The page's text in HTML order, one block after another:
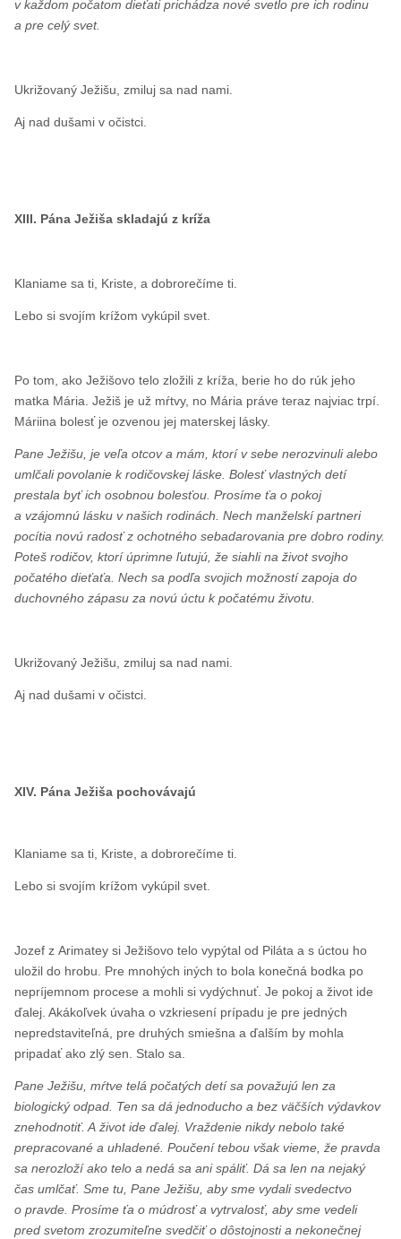
v každom počatom dieťati prichádza nové svetlo pre ich rodinu
a pre celý svet.
Ukrižovaný Ježišu, zmiluj sa nad nami.
Aj nad dušami v očistci.
XIII. Pána Ježiša skladajú z kríža
Klaniame sa ti, Kriste, a dobrorečíme ti.
Lebo si svojím krížom vykúpil svet.
Po tom, ako Ježišovo telo zložili z kríža, berie ho do rúk jeho
matka Mária. Ježiš je už mŕtvy, no Mária práve teraz najviac trpí.
Máriina bolesť je ozvenou jej materskej lásky.
Pane Ježišu, je veľa otcov a mám, ktorí v sebe nerozvinuli alebo
umlčali povolanie k rodičovskej láske. Bolesť vlastných detí
prestala byť ich osobnou bolesťou. Prosíme ťa o pokoj
a vzájomnú lásku v našich rodinách. Nech manželskí partneri
pocítia novú radosť z ochotného sebadarovania pre dobro rodiny.
Poteš rodičov, ktorí úprimne ľutujú, že siahli na život svojho
počatého dieťaťa. Nech sa podľa svojich možností zapoja do
duchovného zápasu za novú úctu k počatému životu.
Ukrižovaný Ježišu, zmiluj sa nad nami.
Aj nad dušami v očistci.
XIV. Pána Ježiša pochovávajú
Klaniame sa ti, Kriste, a dobrorečíme ti.
Lebo si svojím krížom vykúpil svet.
Jozef z Arimatey si Ježišovo telo vypýtal od Piláta a s úctou ho
uložil do hrobu. Pre mnohých iných to bola konečná bodka po
nepríjemnom procese a mohli si vydýchnuť. Je pokoj a život ide
ďalej. Akákoľvek úvaha o vzkriesení prípadu je pre jedných
nepredstaviteľná, pre druhých smiešna a ďalším by mohla
pripadať ako zlý sen. Stalo sa.
Pane Ježišu, mŕtve telá počatých detí sa považujú len za
biologický odpad. Ten sa dá jednoducho a bez väčších výdavkov
znehodnotiť. A život ide ďalej. Vraždenie nikdy nebolo také
prepracované a uhladené. Poučení tebou však vieme, že pravda
sa nerozloží ako telo a nedá sa ani spáliť. Dá sa len na nejaký
čas umlčať. Sme tu, Pane Ježišu, aby sme vydali svedectvo
o pravde. Prosíme ťa o múdrosť a vytrvalosť, aby sme vedeli
pred svetom zrozumiteľne svedčiť o dôstojnosti a nekonečnej